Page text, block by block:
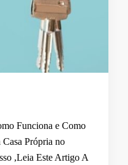
Funciona e Como
Própria no
,Leia Este Artigo A